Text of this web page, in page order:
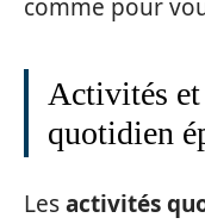
comme pour
Activités
quotidien
Lesactivités